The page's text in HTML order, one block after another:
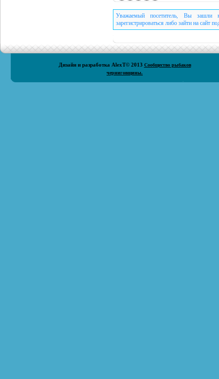
Уважаемый посетитель, Вы зашли
зарегистрироваться либо зайти на сайт
Дизайн и разработка AlexT© 2013 Сообщество рыбаков
черниговщины.